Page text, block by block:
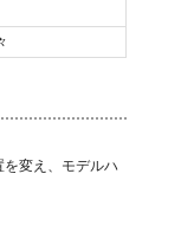
を変え、モデルハ